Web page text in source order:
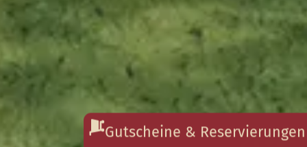
Gutscheine & Reservierungen